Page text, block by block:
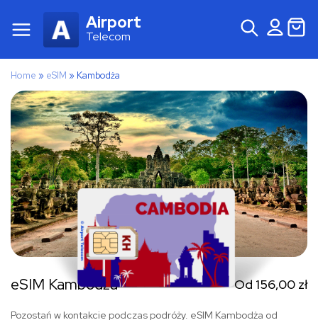
Airport
Telecom
Home » eSIM » Kambodża
eSIM Kambodża Od 156,00 zł
Pozostań w kontakcie podczas podróży. eSIM Kambodża od